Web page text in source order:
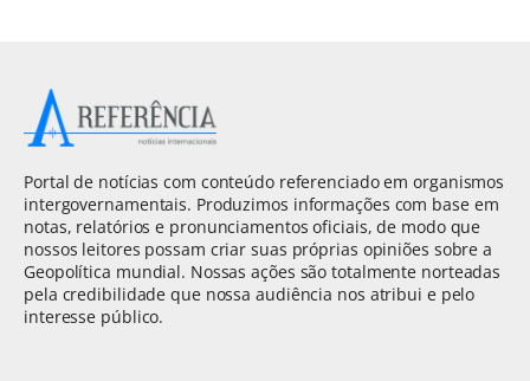
Portal de notícias com conteúdo referenciado em organismos
intergovernamentais. Produzimos informações com base em
notas, relatórios e pronunciamentos oficiais, de modo que
nossos leitores possam criar suas próprias opiniões sobre a
Geopolítica mundial. Nossas ações são totalmente norteadas
pela credibilidade que nossa audiência nos atribui e pelo
interesse público.